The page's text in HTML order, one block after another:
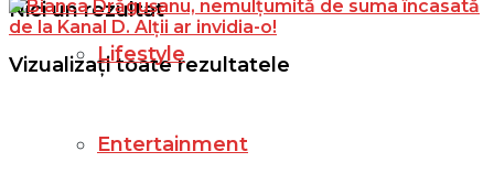
Nici un rezultat
Vizualizați toate rezultatele
Lifestyle
Entertainment